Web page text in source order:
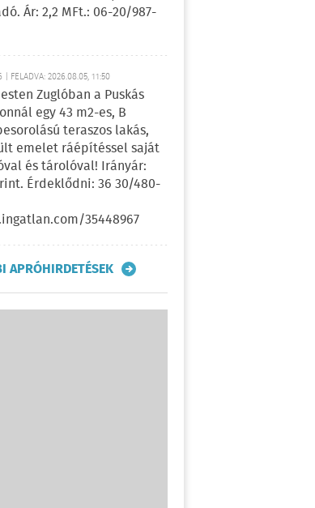
Ár: 2,2 MFt.: 06-20/987-
FELADVA: 2026.08.05, 11:50
Zuglóban a Puskás
egy 43 m2-es, B
teraszos lakás,
emelet ráépítéssel saját
és tárolóval! Irányár:
Érdeklődni: 36 30/480-
35448967
APRÓHIRDETÉSEK